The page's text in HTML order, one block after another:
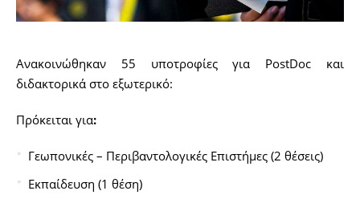
Ανακοινώθηκαν 55 υποτροφίες για PostDoc και
διδακτορικά στο εξωτερικό:
Πρόκειται για:
Γεωπονικές – Περιβαντολογικές Επιστήμες (2 θέσεις)
Εκπαίδευση (1 θέση)